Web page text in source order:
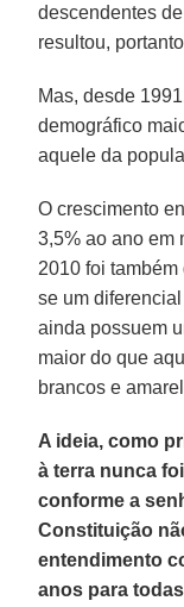
descendentes
resultou,
Mas, desde
demográfico
aquele da
O crescimento
3,5% ao ano em
2010 foi
se um
ainda possuem
maior do que
brancos e
A ideia, como
à terra nunca
conforme a
Constituição
entendimento
anos para